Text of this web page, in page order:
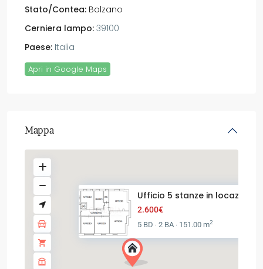
Stato/Contea: Bolzano
Cerniera lampo: 39100
Paese: Italia
Apri in Google Maps
Mappa
Ufficio 5 stanze in locazione.
2.600€
5 BD · 2 BA · 151.00 m2